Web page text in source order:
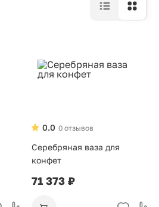
0 отзывов
0.0
Серебряная ваза для
конфет
71 373 ₽